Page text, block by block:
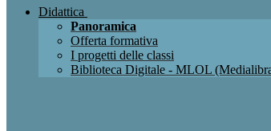
Didattica
Panoramica
Offerta formativa
I progetti delle classi
Biblioteca Digitale - MLOL